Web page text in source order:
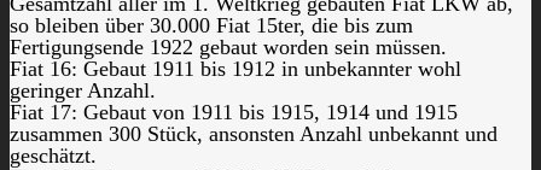
so bleiben über 30.000 Fiat 15ter, die bis zum
Fertigungsende 1922 gebaut worden sein müssen.
Fiat 16: Gebaut 1911 bis 1912 in unbekannter wohl
geringer Anzahl.
Fiat 17: Gebaut von 1911 bis 1915, 1914 und 1915
zusammen 300 Stück, ansonsten Anzahl unbekannt und
geschätzt.